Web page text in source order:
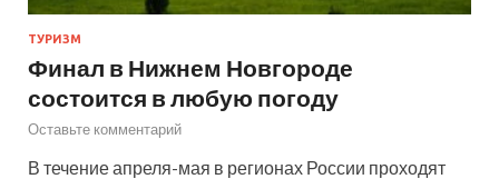
ТУРИЗМ
Финал в Нижнем Новгороде
состоится в любую погоду
Оставьте комментарий
В течение апреля-мая в регионах России проходят